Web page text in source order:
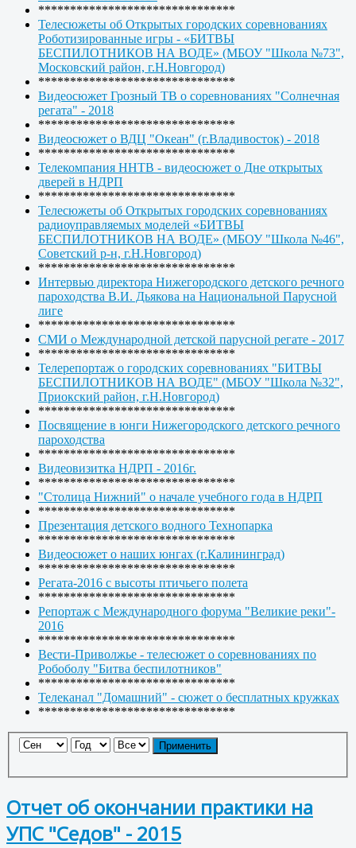
*******************************
Телесюжеты об Открытых городских соревнованиях
Роботизированные игры - «БИТВЫ
БЕСПИЛОТНИКОВ НА ВОДЕ» (МБОУ "Школа №73",
Московский район, г.Н.Новгород)
*******************************
Видеосюжет Грозный ТВ о соревнованиях "Солнечная
регата" - 2018
*******************************
Видеосюжет о ВДЦ "Океан" (г.Владивосток) - 2018
*******************************
Телекомпания ННТВ - видеосюжет о Дне открытых
дверей в НДРП
*******************************
Телесюжеты об Открытых городских соревнованиях
радиоуправляемых моделей «БИТВЫ
БЕСПИЛОТНИКОВ НА ВОДЕ» (МБОУ "Школа №46",
Советский р-н, г.Н.Новгород)
*******************************
Интервью директора Нижегородского детского речного
пароходства В.И. Дьякова на Национальной Парусной
лиге
*******************************
СМИ о Международной детской парусной регате - 2017
*******************************
Телерепортаж о городских соревнованиях "БИТВЫ
БЕСПИЛОТНИКОВ НА ВОДЕ" (МБОУ "Школа №32",
Приокский район, г.Н.Новгород)
*******************************
Посвящение в юнги Нижегородского детского речного
пароходства
*******************************
Видеовизитка НДРП - 2016г.
*******************************
"Столица Нижний" о начале учебного года в НДРП
*******************************
Презентация детского водного Технопарка
*******************************
Видеосюжет о наших юнгах (г.Калининград)
*******************************
Регата-2016 с высоты птичьего полета
*******************************
Репортаж с Международного форума "Великие реки"-
2016
*******************************
Вести-Приволжье - телесюжет о соревнованиях по
Робоболу "Битва беспилотников"
*******************************
Телеканал "Домашний" - сюжет о бесплатных кружках
*******************************
Применить
Отчет об окончании практики на
УПС "Седов" - 2015